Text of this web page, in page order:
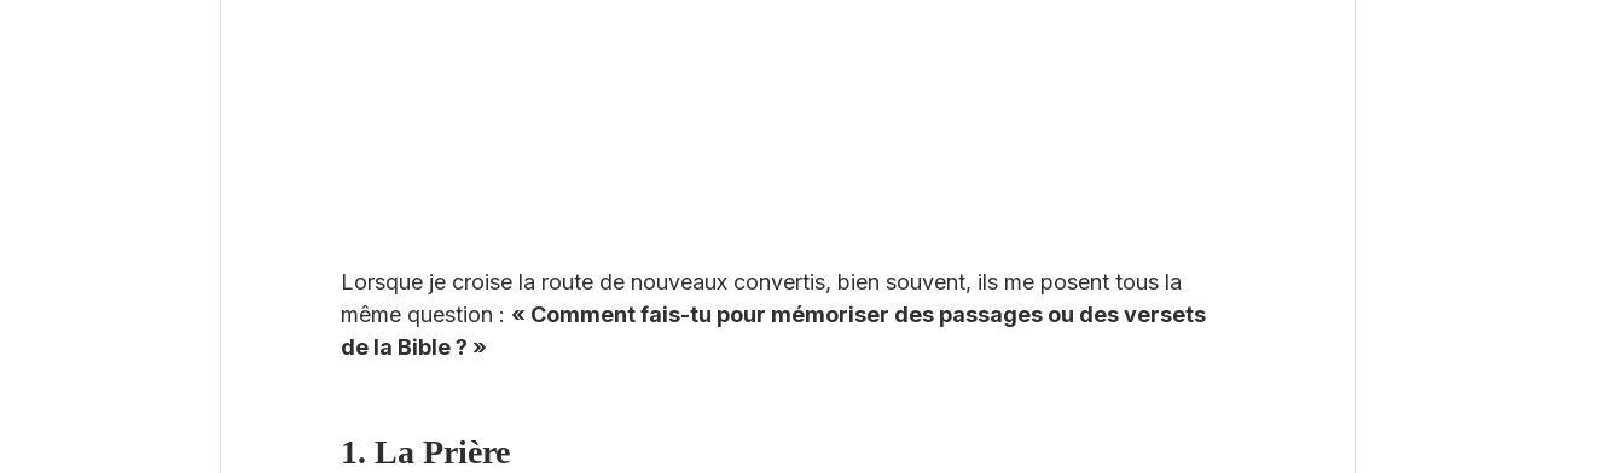
Lorsque je croise la route de nouveaux convertis, bien souvent, ils me posent tous la
même question : « Comment fais-tu pour mémoriser des passages ou des versets
de la Bible ? »
1. La Prière